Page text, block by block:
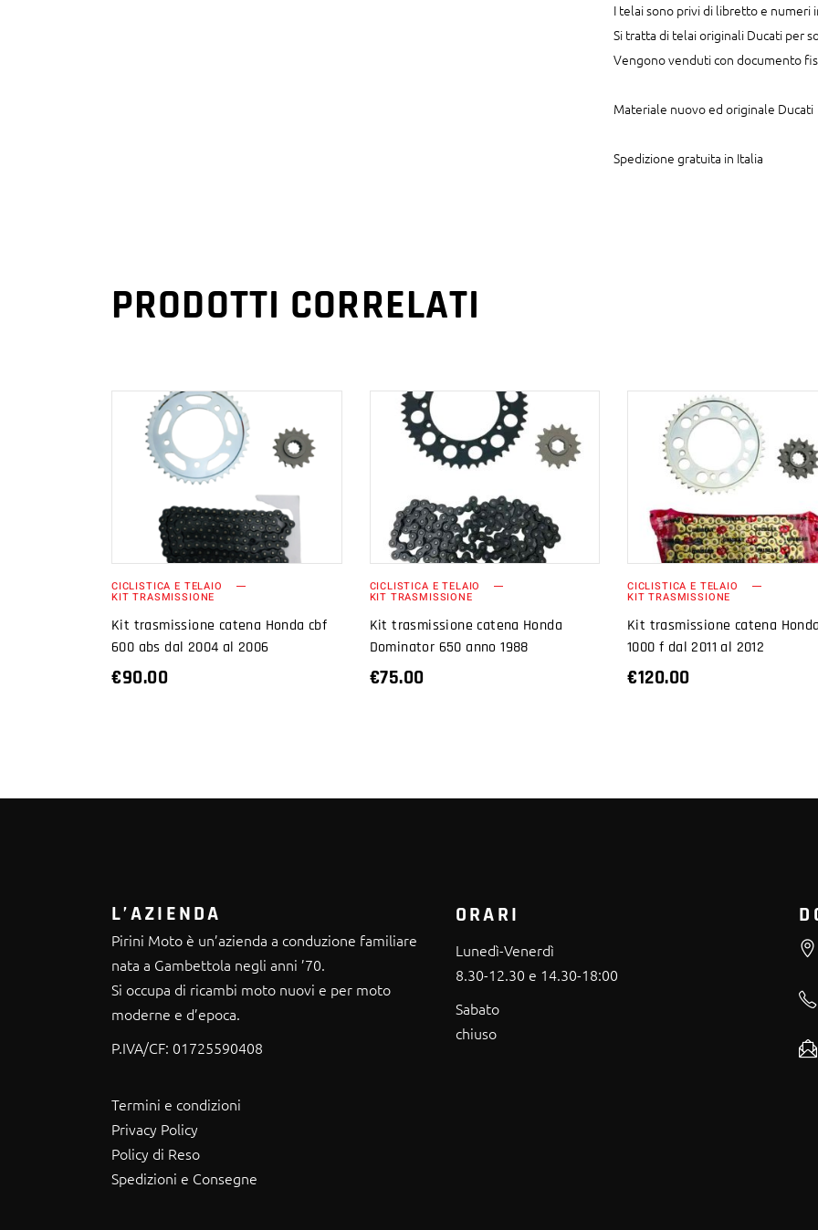
I telai sono privi di libretto e numeri
Si tratta di telai originali Ducati per
Vengono venduti con documento
Materiale nuovo ed originale Ducati
Spedizione gratuita in Italia
PRODOTTI CORRELATI
AGGIUNGI AL
CARRELLO
CICLISTICA E TELAIO
KIT TRASMISSIONE
Kit trasmissione catena Honda cbf
600 abs dal 2004 al 2006
€90.00
AGGIUNGI AL
CICLISTICA E TELAIO
KIT TRASMISSIONE
Kit trasmissione catena Honda
Dominator 650 anno 1988
€75.00
AGGIUNGI AL
CARRELLO
CICLISTICA E TELAIO
KIT TRASMISSIONE
Kit trasmissione catena
1000 f dal 2011 al 2012
€120.00
L’AZIENDA
Pirini Moto è un’azienda a conduzione familiare
nata a Gambettola negli anni ’70.
Si occupa di ricambi moto nuovi e per moto
moderne e d’epoca.
P.IVA/CF: 01725590408
Termini e condizioni
Privacy Policy
Policy di Reso
Spedizioni e Consegne
ORARI
Lunedì-Venerdì
8.30-12.30 e 14.30-18:00
Sabato
chiuso